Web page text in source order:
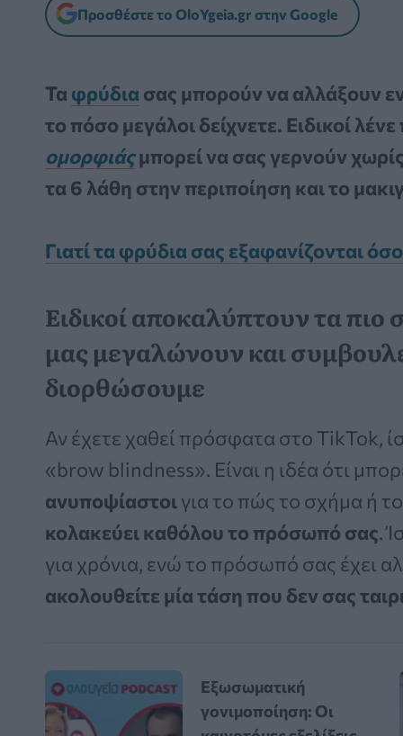
Προσθέστε το OloYgeia.gr στην Google
Τα φρύδια σας μπορούν να αλλάξουν
το πόσο μεγάλοι δείχνετε. Ειδικοί
ομορφιάςμπορεί να σας γερνούν
τα 6 λάθη στην περιποίηση και το
Γιατί τα φρύδια σας εξαφανίζονται
Ειδικοί αποκαλύπτουν τα
μας μεγαλώνουν και
διορθώσουμε
Αν έχετε χαθεί πρόσφατα στο TikTok,
«brow blindness». Είναι η ιδέα ότι
ανυποψίαστοιγια το πώς το σχήμα ή
κολακεύει καθόλου το πρόσωπό σας.
για χρόνια, ενώ το πρόσωπό σας έχει
ακολουθείτε μία τάση που δεν σας
Εξωσωματική
γονιμοποίηση: Οι